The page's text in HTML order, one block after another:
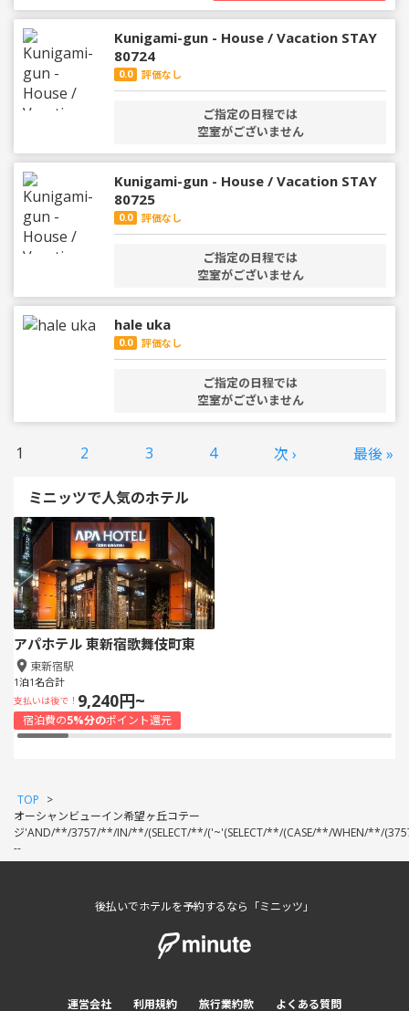
Kunigami-gun - House / Vacation STAY
80724
0.0 評価なし
ご指定の日程では
空室がございません
Kunigami-gun - House / Vacation STAY
80725
0.0 評価なし
ご指定の日程では
空室がございません
hale uka
0.0 評価なし
ご指定の日程では
空室がございません
1 2 3 4 次 › 最後 »
ミニッツで人気のホテル
アパホテル 東新宿歌舞伎町東
東新宿駅
1泊1名合計
支払いは後で！ 9,240円~
宿泊費の5%分のポイント還元
TOP >
オーシャンビューイン希望ヶ丘コテー
ジ'AND/**/3757/**/IN/**/(SELECT/**/('~'(SELECT/**/(CASE/**/WHEN/**/
--
後払いでホテルを予約するなら「ミニッツ」
運営会社 利用規約 旅行業約款 よくある質問